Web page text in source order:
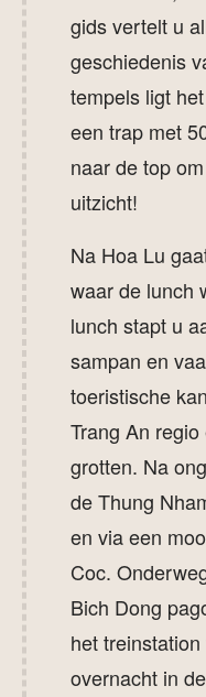
gids vertelt u
geschiedenis
tempels ligt
een trap met
naar de top
uitzicht!
Na Hoa Lu
waar de lunch
lunch stapt u
sampan en
toeristische
Trang An
grotten. Na
de Thung
en via een
Coc.
Bich Dong
het
overnacht in